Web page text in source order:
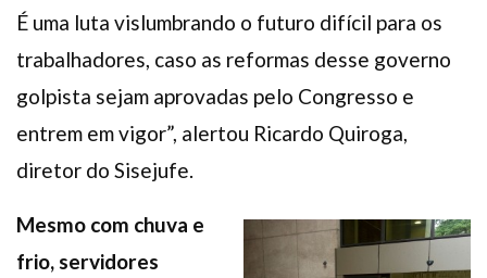
É uma luta vislumbrando o futuro difícil para os
trabalhadores, caso as reformas desse governo
golpista sejam aprovadas pelo Congresso e
entrem em vigor”, alertou Ricardo Quiroga,
diretor do Sisejufe.
Mesmo com chuva e
frio, servidores